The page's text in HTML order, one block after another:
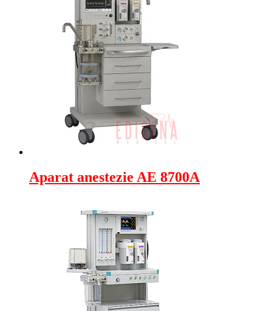
Aparat anestezie AE 8700A